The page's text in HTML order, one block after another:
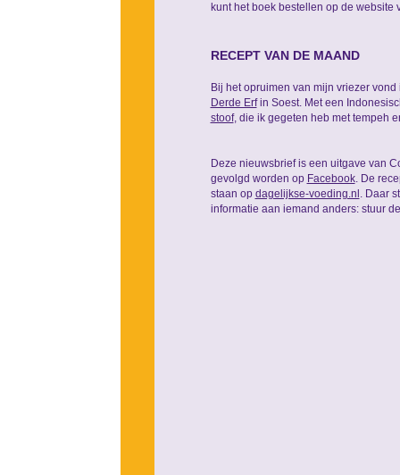
kunt het boek bestellen op de website
RECEPT VAN DE MAAND
Bij het opruimen van mijn vriezer
Derde Erfin Soest. Met een
stoof, die ik gegeten heb met tempeh
Deze nieuwsbrief is een uitgave van
gevolgd worden op Facebook. De
staan op dagelijkse-voeding.nl . Daar
informatie aan iemand anders: stuur